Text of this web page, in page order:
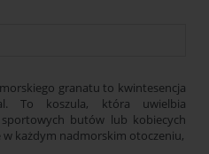
granatu to kwintesencja
To koszula, która uwielbia
butów lub kobiecych
w każdym nadmorskim otoczeniu,